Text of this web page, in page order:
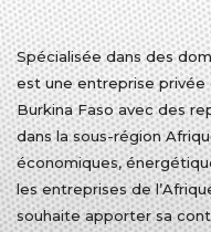
Spécialisée dans des
est une entreprise
Burkina Faso avec des
dans la sous-région
économiques,
les entreprises de
souhaite apporter sa